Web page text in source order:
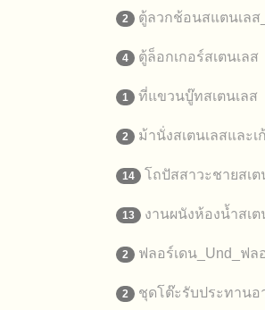
2 ตู้ลวกช้อนสแตนเลส
4 ตู้ล็อกเกอร์สเตนเลส
1 ที่แขวนบู๊ทสเตนเลส
2 ม้านั่งสเตนเลสและเ
14 โถปัสสาวะชายสเต
13 งานผนังห้องน้ำสเต
2 ฟลอร์เดน_Und_ฟล
2 ชุดโต๊ะรับประทานอ